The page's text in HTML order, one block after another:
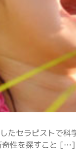
たセラピストで科
奇性を探すこと […]